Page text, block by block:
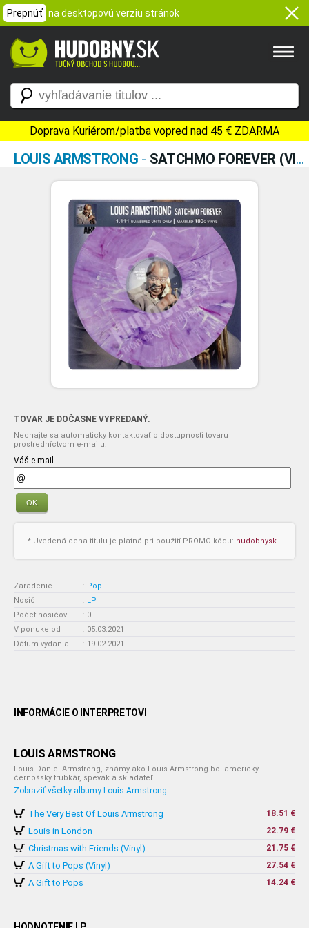
Prepnúť na desktopovú verziu stránok
Doprava Kuriérom/platba vopred nad 45 € ZDARMA
LOUIS ARMSTRONG - SATCHMO FOREVER (VINYL)
TOVAR JE DOČASNE VYPREDANÝ.
Nechajte sa automaticky kontaktovať o dostupnosti tovaru
prostredníctvom e-mailu:
Váš e-mail
OK
* Uvedená cena titulu je platná pri použití PROMO kódu: hudobnysk
Zaradenie : Pop
Nosič
: LP
Počet nosičov
: 0
V ponuke od
: 05.03.2021
Dátum vydania
: 19.02.2021
INFORMÁCIE O INTERPRETOVI
LOUIS ARMSTRONG
Louis Daniel Armstrong, známy ako Louis Armstrong bol americký
černošský trubkár, spevák a skladateľ
Zobraziť všetky albumy Louis Armstrong
The Very Best Of Louis Armstrong 18.51 €
Louis in London 22.79 €
Christmas with Friends (Vinyl) 21.75 €
A Gift to Pops (Vinyl) 27.54 €
A Gift to Pops 14.24 €